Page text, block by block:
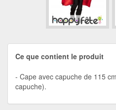
Ce que contient le produit
Cape avec capuche de 115
capuche).